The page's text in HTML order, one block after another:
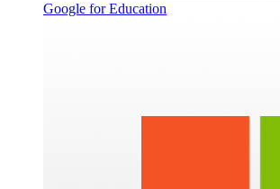
Google for Education